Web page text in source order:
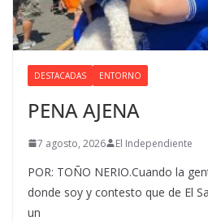
DESTACADAS ENTORNO
PENA AJENA
7 agosto, 2026 El Independiente
POR: TOÑO NERIO.Cuando la
donde soy y contesto que de El
un